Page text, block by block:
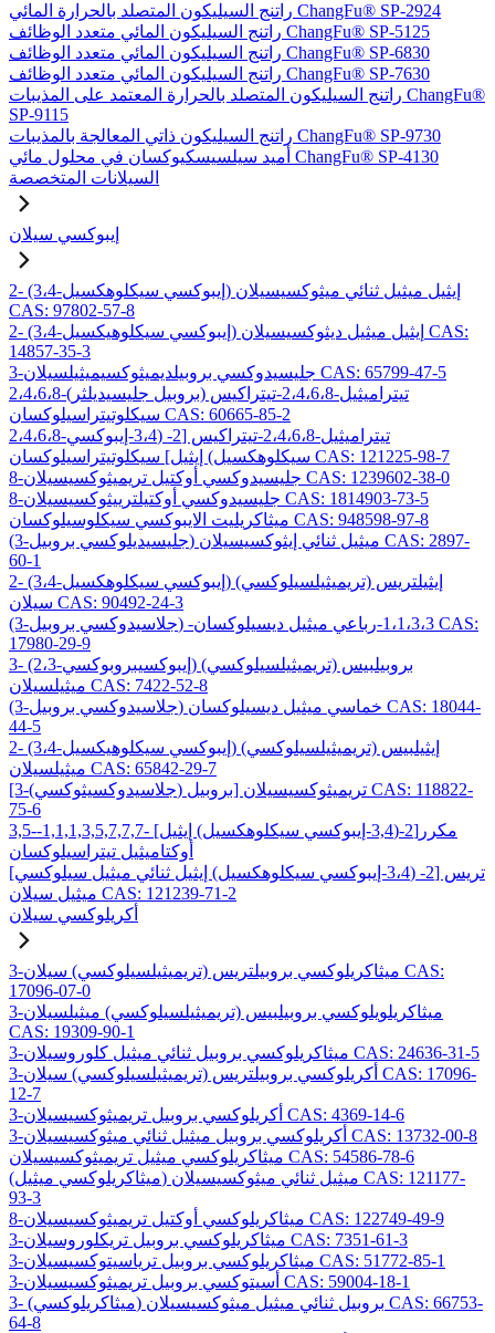
راتنج السيليكون المتصلد بالحرارة المائي ChangFu® SP-2924
راتنج السيليكون المائي متعدد الوظائف ChangFu® SP-5125
راتنج السيليكون المائي متعدد الوظائف ChangFu® SP-6830
راتنج السيليكون المائي متعدد الوظائف ChangFu® SP-7630
راتنج السيليكون المتصلد بالحرارة المعتمد على المذيبات ChangFu®
SP-9115
راتنج السيليكون ذاتي المعالجة بالمذيبات ChangFu® SP-9730
أميد سيلسيسكيوكسان في محلول مائي ChangFu® SP-4130
السيلانات المتخصصة
إيبوكسي سيلان
2- (3،4-إيبوكسي سيكلوهكسيل) إيثيل ميثيل ثنائي ميثوكسيسيلان
CAS: 97802-57-8
2- (3،4-إيبوكسي سيكلوهيكسيل) إيثيل ميثيل ديثوكسيسيلان CAS:
14857-35-3
3-جليسيدوكسي بروبيلديميثوكسيميثيلسيلان CAS: 65799-47-5
2،4،6،8-تيتراميثيل-2،4،6،8-تيتراكيس (بروبيل جليسيديلثر)
سيكلوتيتراسيلوكسان CAS: 60665-85-2
2،4،6،8-تيتراميثيل-2،4،6،8-تيتراكيس [2- (3،4-إيبوكسي
سيكلوهكسيل) إيثيل] سيكلوتيتراسيلوكسان CAS: 121225-98-7
8-جليسيدوكسي أوكتيل تريميثوكسيسيلان CAS: 1239602-38-0
8-جليسيدوكسي أوكتيلترييثوكسيسيلان CAS: 1814903-73-5
ميثاكريليت الايبوكسي سيكلوسيلوكسان CAS: 948598-97-8
(3-جليسيديلوكسي بروبيل) ميثيل ثنائي إيثوكسيسيلان CAS: 2897-
60-1
2- (3،4-إيبوكسي سيكلوهكسيل) إيثيلتريس (تريميثيلسيلوكسي)
سيلان CAS: 90492-24-3
(3-جلاسيدوكسي بروبيل) -1،1،3،3-رباعي ميثيل ديسيلوكسان CAS:
17980-29-9
3- (2،3-إيبوكسيبروبوكسي) بروبيلبيس (تريميثيلسيلوكسي)
ميثيلسيلان CAS: 7422-52-8
(3-جلاسيدوكسي بروبيل) خماسي ميثيل ديسيلوكسان CAS: 18044-
44-5
2- (3،4-إيبوكسي سيكلوهيكسيل) إيثيلبيس (تريميثيلسيلوكسي)
ميثيلسيلان CAS: 65842-29-7
[3-(جلاسيدوكسيثوكسي) بروبيل] تريميثوكسيسيلان CAS: 118822-
75-6
3,5-مكرر[2-(3,4-إيبوكسي سيكلوهكسيل) إيثيل] -1,1,1,3,5,7,7,7-
أوكتاميثيل تيتراسيلوكسان
تريس [2- (3،4-إيبوكسي سيكلوهكسيل) إيثيل ثنائي ميثيل سيلوكسي]
ميثيل سيلان CAS: 121239-71-2
أكريلوكسي سيلان
3-ميثاكريلوكسي بروبيلتريس (تريميثيلسيلوكسي) سيلان CAS:
17096-07-0
3-ميثاكريلويلوكسي بروبيلبيس (تريميثيلسيلوكسي) ميثيلسيلان
CAS: 19309-90-1
3-ميثاكريلوكسي بروبيل ثنائي ميثيل كلوروسيلان CAS: 24636-31-5
3-أكريلوكسي بروبيلتريس (تريميثيلسيلوكسي) سيلان CAS: 17096-
12-7
3-أكريلوكسي بروبيل تريميثوكسيسيلان CAS: 4369-14-6
3-أكريلوكسي بروبيل ميثيل ثنائي ميثوكسيسيلان CAS: 13732-00-8
ميثاكريلوكسي ميثيل تريميثوكسيسيلان CAS: 54586-78-6
(ميثاكريلوكسي ميثيل) ميثيل ثنائي ميثوكسيسيلان CAS: 121177-
93-3
8-ميثاكريلوكسي أوكتيل تريميثوكسيسيلان CAS: 122749-49-9
3-ميثاكريلوكسي بروبيل تريكلوروسيلان CAS: 7351-61-3
3-ميثاكريلوكسي بروبيل ترياسيتوكسيسيلان CAS: 51772-85-1
3-أسيتوكسي بروبيل تريميثوكسيسيلان CAS: 59004-18-1
3- (ميثاكريلوكسي) بروبيل ثنائي ميثيل ميثوكسيسيلان CAS: 66753-
64-8